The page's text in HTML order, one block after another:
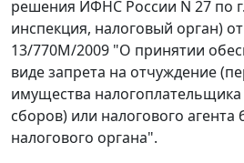
решения ИФНС России N 27 по
инспекция, налоговый орган)
13/770М/2009 "О принятии
виде запрета на отчуждение
имущества
сборов) или налогового агента
налогового органа".